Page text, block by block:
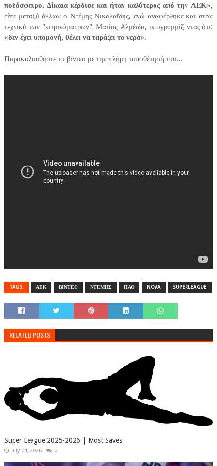
ποδόσφαιρο. Δίκαια κέρδισε και ήταν καλύτερος από την ΑΕΚ»,
είπε μεταξύ άλλων ο Ντέμης Νικολαΐδης, ενώ αναφέρθηκε και στον
τεχνικό των "κιτρινόμαυρων", Ματίας Αλμέιδα, υπογραμμίζοντας ότι:
«δεν έχει υπομονή, θέλει να ταράζει τα νερά».
Παρακολουθήστε το βίντεο με την πλήρη τοποθέτησή του...
TAGS: ΑΕΚ ΒΙΝΤΕΟ ΝΤΕΜΗΣ ΠΑΟ NOVA SUPERLEAGUE
RELATED POSTS
Super League 2025-2026 | Most Saves
July 04, 2026 0